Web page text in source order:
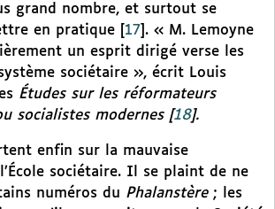
grand nombre, et surtout se
en pratique
17 . « M. Lemoyne
un esprit dirigé verse les
sociétaire », écrit Louis
Études sur les réformateurs
socialistes modernes[18].
enfin sur la mauvaise
sociétaire. Il se plaint de ne
numéros du Phalanstère; les